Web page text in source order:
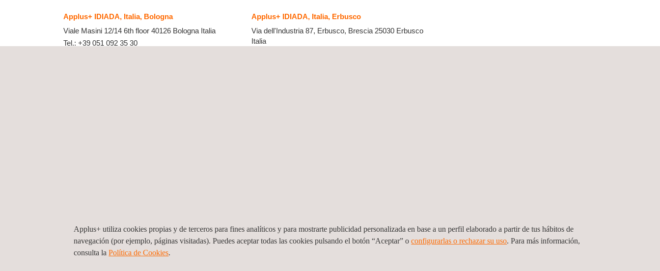
Applus+ IDIADA, Italia, Bologna
Viale Masini 12/14 6th floor 40126 Bologna Italia
Tel.: +39 051 092 35 30
Applus+ IDIADA, Italia, Erbusco
Via dell'Industria 87, Erbusco, Brescia 25030 Erbusco
Italia
Strada Cebrosa 108/B, Settimo Torinese, Turín 10036
Torino (Leini) Italia
Tel.:+39 011 264 03 20
Via Cinquantenario, 8 - 24044 - (BG) 24126 Dalmine
Italia
Applus+ utiliza cookies propias y de terceros para fines analíticos y para mostrarte publicidad personalizada en base a un perfil elaborado a partir de tus hábitos de
navegación (por ejemplo, páginas visitadas). Puedes aceptar todas las cookies pulsando el botón “Aceptar” o configurarlas o rechazar su uso. Para más información,
consulta laPolítica de Cookies.